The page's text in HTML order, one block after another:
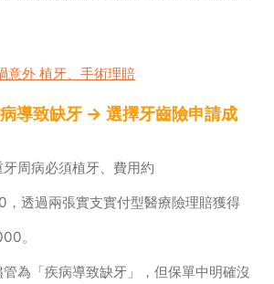
意外 植牙、手術理賠
導致缺牙 → 選擇牙齒險申請成
周病必須植牙、費用約
透過兩張實支實付型醫療險理賠獲得
。
為「疾病導致缺牙」，但保單中明確沒